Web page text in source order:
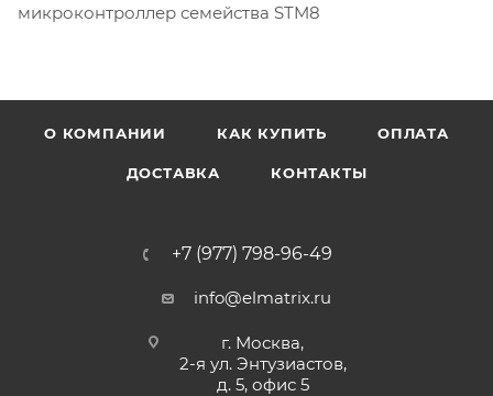
микроконтроллер семейства STM8
О КОМПАНИИ КАК КУПИТЬ ОПЛАТА
ДОСТАВКА КОНТАКТЫ
+7 (977) 798-96-49
info@elmatrix.ru
г. Москва,
2-я ул. Энтузиастов,
д. 5, офис 5